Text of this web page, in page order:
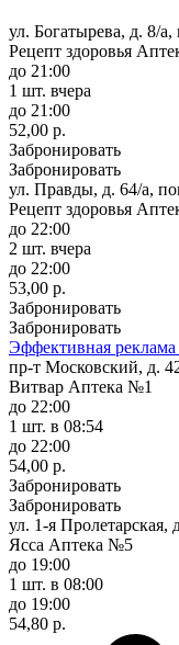
ул. Богатырева, д. 8/
Рецепт здоровья
до 21:00
1 шт. вчера
до 21:00
52,00 р.
Забронировать
Забронировать
ул. Правды, д. 64/а,
Рецепт здоровья
до 22:00
2 шт. вчера
до 22:00
53,00 р.
Забронировать
Забронировать
Эффективная реклама
пр-т Московский, д.
Витвар Аптека №1
до 22:00
1 шт. в 08:54
до 22:00
54,00 р.
Забронировать
Забронировать
ул. 1-я
Ясса Аптека №5
до 19:00
1 шт. в 08:00
до 19:00
54,80 р.